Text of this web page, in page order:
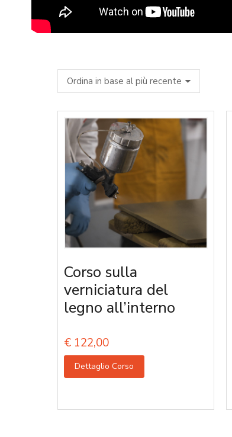
Corso sulla
verniciatura del
legno all’interno
€ 122,00
Dettaglio Corso